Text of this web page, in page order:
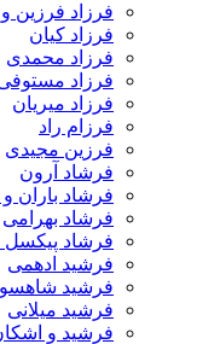
فرزاد فرزین
فرزاد کیان
فرزاد محمدی
فرزاد
فرزاد میریان
فرزام راد
فرزین مجیدی
فرشاد آرون
فرشاد باران
فرشاد بهرامی
فرشاد پیکسل و
فرشید ادهمی
فرشید
فرشید میلانی
فرشید و